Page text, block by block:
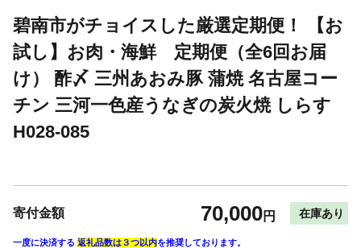
碧南市がチョイスした厳選定期便！ 【お
試し】お肉・海鮮 定期便（全6回お届
け） 酢〆 三州あおみ豚 蒲焼 名古屋コー
チン 三河一色産うなぎの炭火焼 しらす
H028-085
寄付金額 70,000円 在庫あり
一度に決済する 返礼品数は３つ以内を推奨しております。